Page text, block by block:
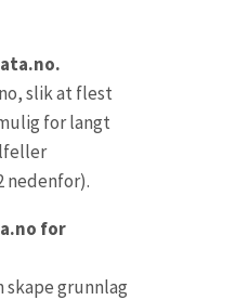
slik at flest
for langt
nedenfor).
for
skape grunnlag